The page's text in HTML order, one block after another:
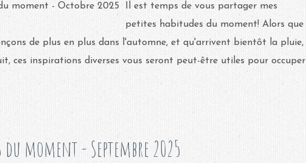
Il est temps de vous partager mes
petites habitudes du moment! Alors que
de plus en plus dans l'automne, et qu'arrivent bientôt la pluie,
ces inspirations diverses vous seront peut-être utiles pour occuper
moment - Septembre 2025